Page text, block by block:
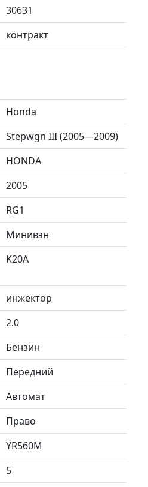
30631
контракт
Honda
Stepwgn III (2005—2009)
HONDA
2005
RG1
Минивэн
K20A
инжектор
2.0
Бензин
Передний
Автомат
Право
YR560M
5